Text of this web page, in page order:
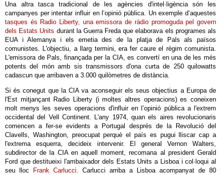
Una altra tasca tradicional de les agències d'intel·ligència són les
campanyes per intentar influir en l’opinió pública. Un exemple d’aquestes
tasques és Radio Liberty, una emissora de ràdio promoguda pel govern
dels Estats Units durant la Guerra Freda que elaborava els programes als
EUA i Alemanya i els emetia des de la platja de Pals als països
comunistes. L'objectiu, a llarg termini, era fer caure el règim comunista.
L'emissora de Pals, finançada per la CIA, es convertí en una de les més
potents del món amb sis transmissors d'ona curta de 250 quilowatts
cadascun que arribaven a 3.000 quilòmetres de distància.
Si és conegut que la CIA va aconseguir els seus objectius a Europa de
l'Est mitjançant Radio Liberty (i moltes altres operacions) es coneixen
molt menys les seves operacions d'influir en l’opinió pública a l'extrem
occidental del Vell Continent. L'any 1974, quan els aires revolucionaris
comencen a fer-se evidents a Portugal després de la Revolució del
Clavells, Washington, preocupat perquè el país es pugui lliscar cap a
l'extrema esquerra, decideix intervenir. El general Vernon Walters,
subdirector de la CIA en aquell moment, recomana al president Gerald
Ford que destitueixi l'ambaixador dels Estats Units a Lisboa i col·loqui al
seu lloc
Frank Carlucci. Carlucci arriba a Lisboa acompanyat de 80